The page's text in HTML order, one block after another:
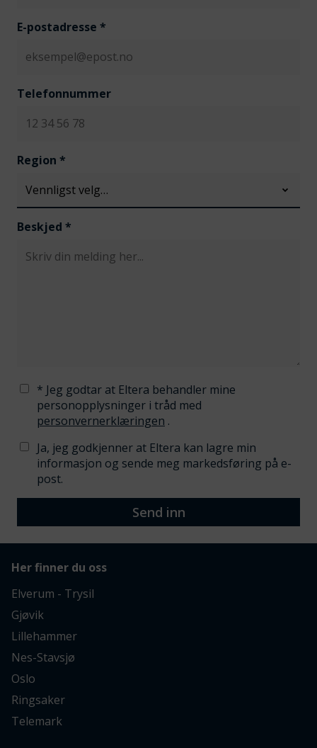
E-postadresse *
Telefonnummer
Region *
Beskjed *
* Jeg godtar at Eltera behandler mine
personopplysninger i tråd med
personvernerklæringen .
Ja, jeg godkjenner at Eltera kan lagre min
informasjon og sende meg markedsføring på e-
post.
Send inn
Her finner du oss
Elverum - Trysil
Gjøvik
Lillehammer
Nes-Stavsjø
Oslo
Ringsaker
Telemark